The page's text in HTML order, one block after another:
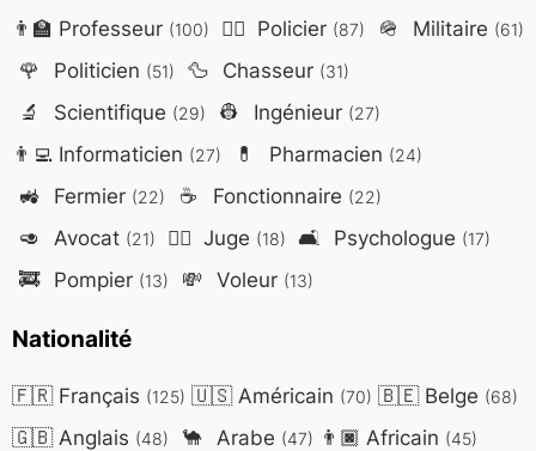
👨‍🏫 Professeur (100) 👮‍♂️ Policier (87) 🪖 Militaire (61)
🌹 Politicien (51) 🦆 Chasseur (31)
🔬 Scientifique (29) 👷 Ingénieur (27)
👨‍💻Informaticien (27) 💊 Pharmacien (24)
🚜 Fermier (22) ☕ Fonctionnaire (22)
🥑 Avocat (21) 👨‍⚖️ Juge (18) 🛋️ Psychologue (17)
🚒 Pompier (13) 💸 Voleur (13)
Nationalité
🇫🇷Français (125) 🇺🇸Américain (70) 🇧🇪Belge (68)
🇬🇧Anglais (48) 🐪 Arabe (47) 👨🏿 Africain (45)